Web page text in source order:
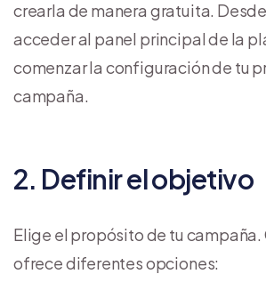
crearla de manera gratuita.
acceder al panel principal de la
comenzar la configuración de tu
campaña.
2. Definir el objetivo
Elige el propósito de tu campaña.
ofrece diferentes opciones: